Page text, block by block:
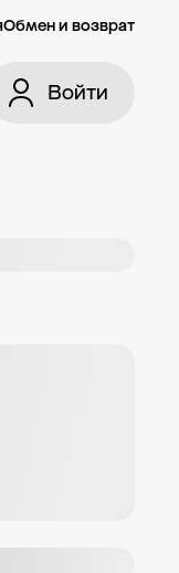
Обмен и возврат
Войти